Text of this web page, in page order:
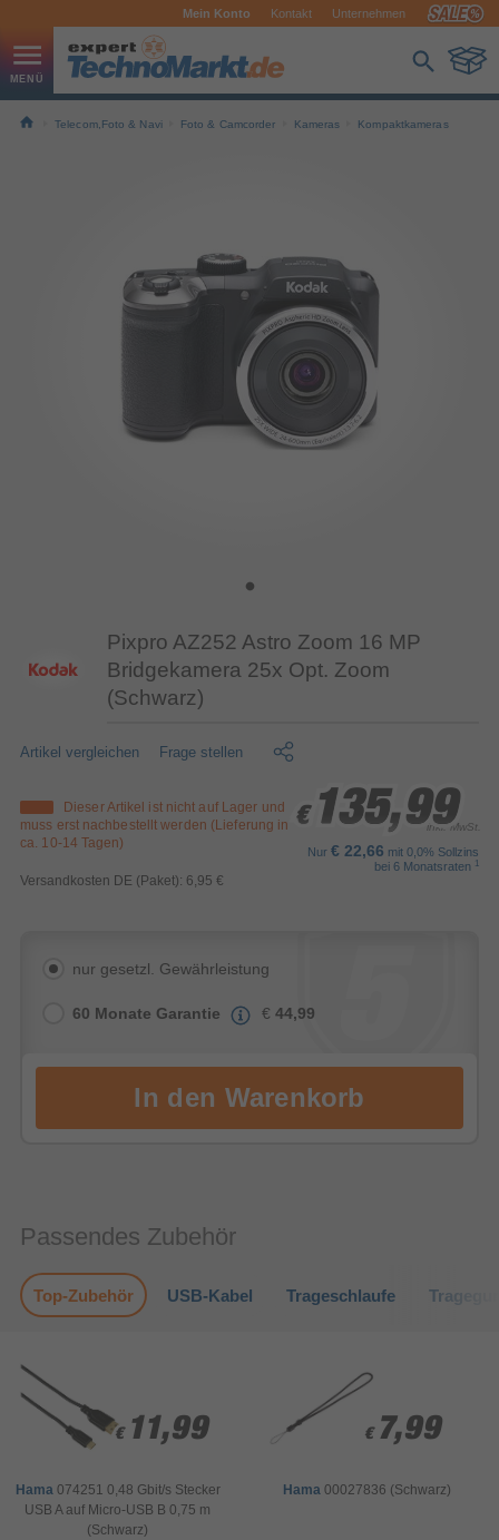
Mein Konto Kontakt Unternehmen
Telecom,Foto & Navi Foto & Camcorder Kameras Kompaktkameras
Pixpro AZ252 Astro Zoom 16 MP
Bridgekamera 25x Opt. Zoom
(Schwarz)
Artikel vergleichen Frage stellen
Dieser Artikel ist nicht auf Lager und
muss erst nachbestellt werden (Lieferung in
ca. 10-14 Tagen)
Versandkosten DE (Paket): 6,95 €
€ 135,99
€ 135,99
€ 135,99
inkl. MwSt.
Nur € 22,66 mit 0,0% Sollzins
bei 6 Monatsraten 1
nur gesetzl. Gewährleistung
60 Monate Garantie € 44,99
Passendes Zubehör
Top-Zubehör USB-Kabel Trageschlaufe
€ 11,99
€ 11,99
Hama 074251 0,48 Gbit/s Stecker
USB A auf Micro-USB B 0,75 m
(Schwarz)
€ 7,99
€ 7,99
Hama00027836 (Schwarz)